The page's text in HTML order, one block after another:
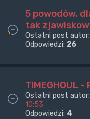
5 powodów,
tak
Ostatni post autor:
Odpowiedzi: 26
TIMEGHOUL
Ostatni post autor:
10:53
Odpowiedzi: 4